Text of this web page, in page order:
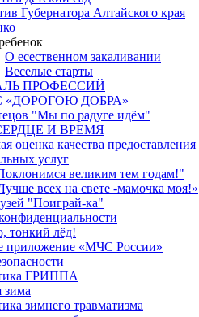
Губернатора Алтайского края
О есественном закаливании
Веселые старты
ПРОФЕССИЙ
«ДОРОГОЮ ДОБРА»
"Мы по радуге идём"
И ВРЕМЯ
оценка качества предоставления
услуг
великим тем годам!"
всех на свете -мамочка моя!»
"Поиграй-ка"
тонкий лёд!
приложение «МЧС России»
ГРИППА
зима
зимнего травматизма